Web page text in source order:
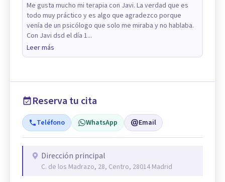
Me gusta mucho mi terapia con Javi. La verdad que es
todo muy práctico y es algo que agradezco porque
venía de un psicólogo que solo me miraba y no hablaba.
Con Javi dsd el día 1...
Leer más
Reserva tu cita
Teléfono WhatsApp Email
Dirección principal
C. de los Madrazo, 28, Centro, 28014 Madrid